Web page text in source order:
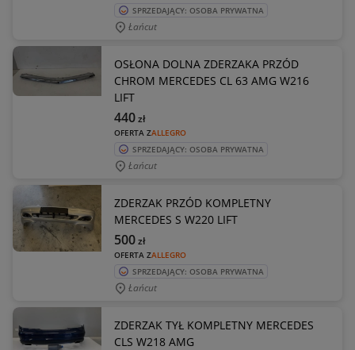
SPRZEDAJĄCY: OSOBA PRYWATNA
Łańcut
OSŁONA DOLNA ZDERZAKA PRZÓD
CHROM MERCEDES CL 63 AMG W216
LIFT
OFERTA ZALLEGRO
440zł
SPRZEDAJĄCY: OSOBA PRYWATNA
Łańcut
ZDERZAK PRZÓD KOMPLETNY
MERCEDES S W220 LIFT
OFERTA ZALLEGRO
500zł
SPRZEDAJĄCY: OSOBA PRYWATNA
Łańcut
ZDERZAK TYŁ KOMPLETNY MERCEDES
CLS W218 AMG